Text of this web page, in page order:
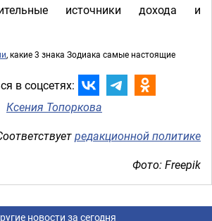
источники дохода и
, какие 3 знака Зодиака самые настоящие
в соцсетях:
Ксения Топоркова
редакционной политике
Фото: Freepik
новости за сегодня